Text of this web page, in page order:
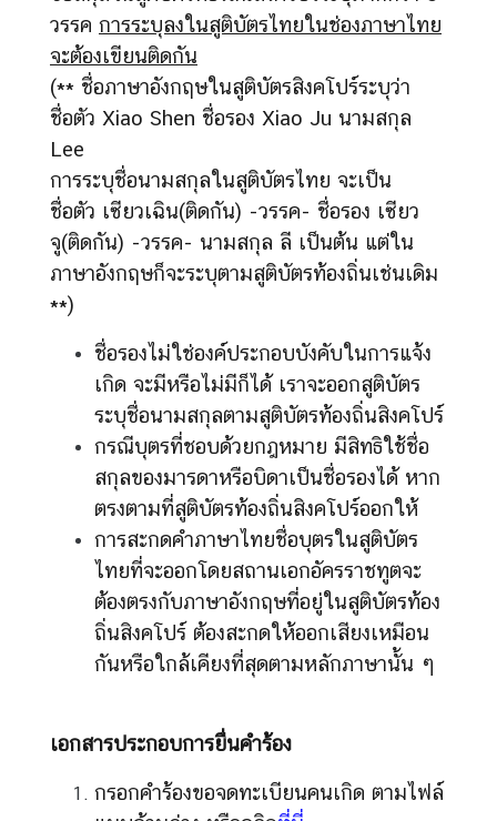
วรรค การระบุลงในสูติบัตรไทยในช่องภาษาไทย
จะต้องเขียนติดกัน
(** ชื่อภาษาอังกฤษในสูติบัตรสิงคโปร์ระบุว่า
ชื่อตัว Xiao Shen ชื่อรอง Xiao Ju นามสกุล
Lee
การระบุชื่อนามสกุลในสูติบัตรไทย จะเป็น
ชื่อตัว เซียวเฉิน(ติดกัน) -วรรค- ชื่อรอง เซียว
จู(ติดกัน) -วรรค- นามสกุล ลี เป็นต้น แต่ใน
ภาษาอังกฤษก็จะระบุตามสูติบัตรท้องถิ่นเช่นเดิม
**)
ชื่อรองไม่ใช่องค์ประกอบบังคับในการแจ้ง
เกิด จะมีหรือไม่มีก็ได้ เราจะออกสูติบัตร
ระบุชื่อนามสกุลตามสูติบัตรท้องถิ่นสิงคโปร์
กรณีบุตรที่ชอบด้วยกฎหมาย มีสิทธิใช้ชื่อ
สกุลของมารดาหรือบิดาเป็นชื่อรองได้ หาก
ตรงตามที่สูติบัตรท้องถิ่นสิงคโปร์ออกให้
การสะกดคำภาษาไทยชื่อบุตรในสูติบัตร
ไทยที่จะออกโดยสถานเอกอัครราชทูตจะ
ต้องตรงกับภาษาอังกฤษที่อยู่ในสูติบัตรท้อง
ถิ่นสิงคโปร์ ต้องสะกดให้ออกเสียงเหมือน
กันหรือใกล้เคียงที่สุดตามหลักภาษานั้น ๆ
เอกสารประกอบการยื่นคำร้อง
กรอกคำร้องขอจดทะเบียนคนเกิด ตามไฟล์